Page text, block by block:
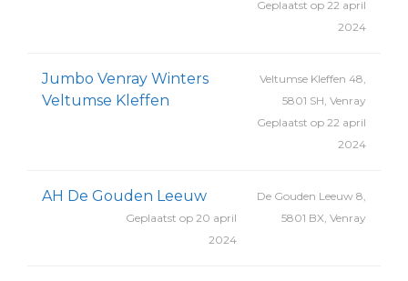
Geplaatst op 22 april
2024
Jumbo Venray Winters
Veltumse Kleffen
Veltumse Kleffen 48,
5801 SH, Venray
Geplaatst op 22 april
2024
AH De Gouden Leeuw
De Gouden Leeuw 8,
5801 BX, Venray
Geplaatst op 20 april
2024